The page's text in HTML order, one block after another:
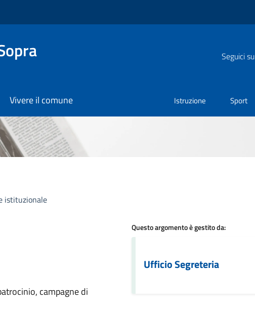
Seguici su
Vivere il comune Istruzione Sport
istituzionale
campagne di
Questo argomento è gestito da:
Ufficio Segreteria